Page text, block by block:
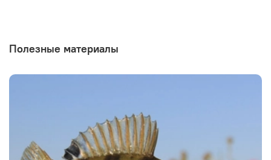
Полезные материалы